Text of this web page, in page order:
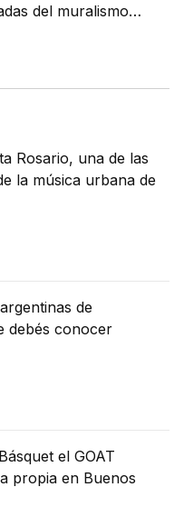
del muralismo
Rosario, una de las
la música urbana de
de
debés conocer
el GOAT
propia en Buenos